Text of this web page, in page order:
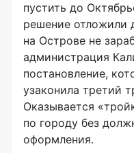
пустить до
решение отложили
на Острове не
администрация
постановление,
узаконила третий
Оказывается
по городу без
оформления.